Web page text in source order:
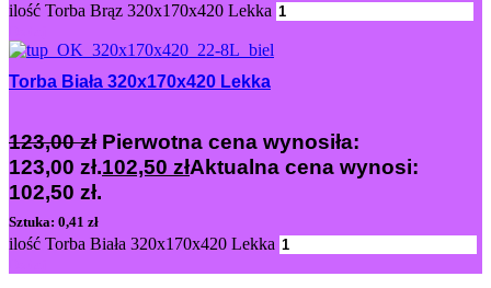
ilość Torba Brąz 320x170x420 Lekka
Torba Biała 320x170x420 Lekka
123,00zł Pierwotna cena wynosiła:
123,00 zł.102,50 złAktualna cena wynosi:
102,50 zł.
Sztuka: 0,41 zł
ilość Torba Biała 320x170x420 Lekka